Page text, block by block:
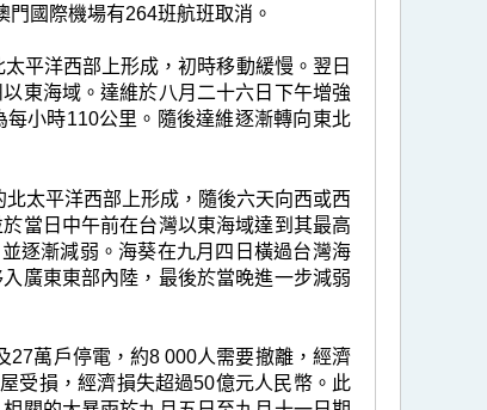
國際機場有264班航班取消。
平洋西部上形成，初時移動緩慢。翌日
東海域。達維於八月二十六日下午增強
小時110公里。隨後達維逐漸轉向東北
太平洋西部上形成，隨後六天向西或西
當日中午前在台灣以東海域達到其最高
逐漸減弱。海葵在九月四日橫過台灣海
廣東東部內陸，最後於當晚進一步減弱
27萬戶停電，約8 000人需要撤離，經濟
受損，經濟損失超過50億元人民幣。此